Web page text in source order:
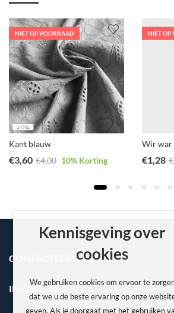
NIET OP VOORRAAD
Kant blauw
€3,60 €4,00 10% Korting
NIET OP
Wir war
€1,28 €
CONTACTEER ONS
INFORMATIE
Kennisgeving over
cookies
We gebruiken cookies om ervoor te
dat we u de beste ervaring op onze
geven. Als je doorgaat met het gebruiken